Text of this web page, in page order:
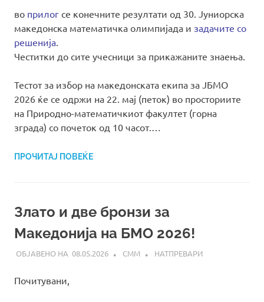
во прилог се конечните резултати од 30. Јуниорска
македонска математичка олимпијада и задачите со
решенија
Честитки до сите учесници за прикажаните знаења.
Тестот за избор на македонската екипа за ЈБМО
2026 ќе се одржи на 22. мај (петок) во просториите
на Природно-математичкиот факултет (горна
зграда) со почеток од 10 часот.…
ПРОЧИТАЈ ПОВЕЌЕ
Злато и две бронзи за
Македонија на БМО 2026!
08.05.2026 СММ НАТПРЕВАРИ
Почитувани,